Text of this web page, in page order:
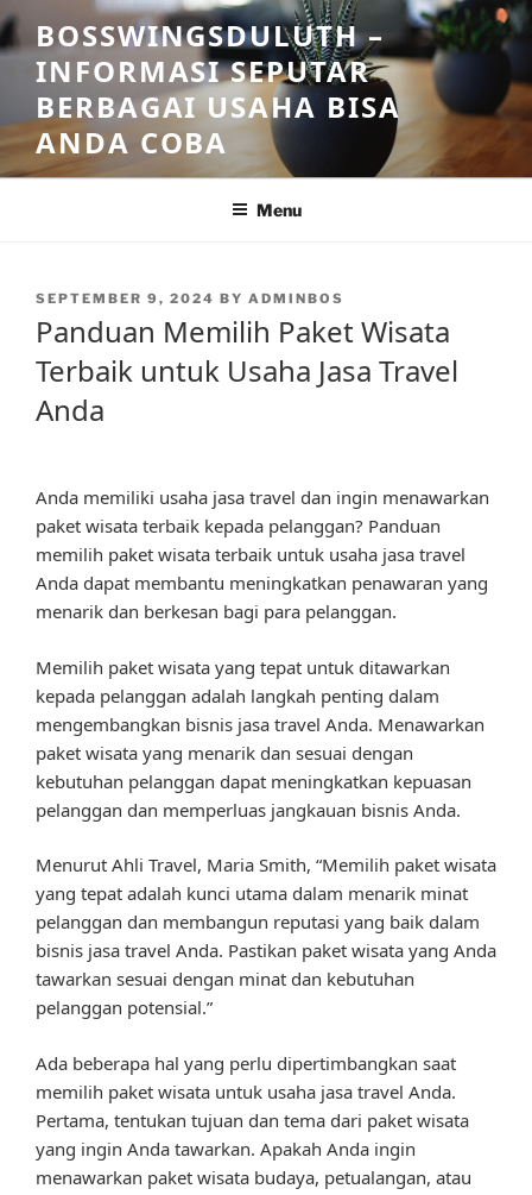
Skip
to
content
BOSSWINGSDULUTH –
INFORMASI SEPUTAR
BERBAGAI USAHA BISA
ANDA COBA
Menu
POSTED
SEPTEMBER 9, 2024 BY ADMINBOS
Panduan Memilih Paket Wisata
Terbaik untuk Usaha Jasa Travel
Anda
Anda memiliki usaha jasa travel dan ingin menawarkan
paket wisata terbaik kepada pelanggan? Panduan
memilih paket wisata terbaik untuk usaha jasa travel
Anda dapat membantu meningkatkan penawaran yang
menarik dan berkesan bagi para pelanggan.
Memilih paket wisata yang tepat untuk ditawarkan
kepada pelanggan adalah langkah penting dalam
mengembangkan bisnis jasa travel Anda. Menawarkan
paket wisata yang menarik dan sesuai dengan
kebutuhan pelanggan dapat meningkatkan kepuasan
pelanggan dan memperluas jangkauan bisnis Anda.
Menurut Ahli Travel, Maria Smith, “Memilih paket wisata
yang tepat adalah kunci utama dalam menarik minat
pelanggan dan membangun reputasi yang baik dalam
bisnis jasa travel Anda. Pastikan paket wisata yang Anda
tawarkan sesuai dengan minat dan kebutuhan
pelanggan potensial.”
Ada beberapa hal yang perlu dipertimbangkan saat
memilih paket wisata untuk usaha jasa travel Anda.
Pertama, tentukan tujuan dan tema dari paket wisata
yang ingin Anda tawarkan. Apakah Anda ingin
menawarkan paket wisata budaya, petualangan, atau